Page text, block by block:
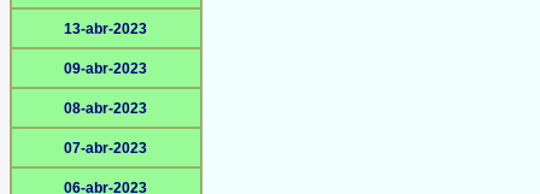
13-abr-2023
09-abr-2023
08-abr-2023
07-abr-2023
06-abr-2023